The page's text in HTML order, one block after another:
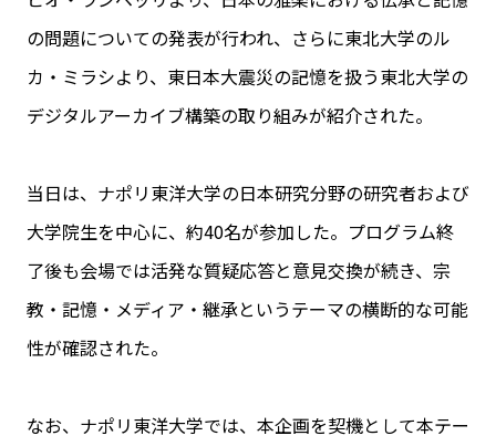
の問題についての発表が行われ、さらに東北大学のル
カ・ミラシより、東日本大震災の記憶を扱う東北大学の
デジタルアーカイブ構築の取り組みが紹介された。
当日は、ナポリ東洋大学の日本研究分野の研究者および
大学院生を中心に、約40名が参加した。プログラム終
了後も会場では活発な質疑応答と意見交換が続き、宗
教・記憶・メディア・継承というテーマの横断的な可能
性が確認された。
なお、ナポリ東洋大学では、本企画を契機として本テー